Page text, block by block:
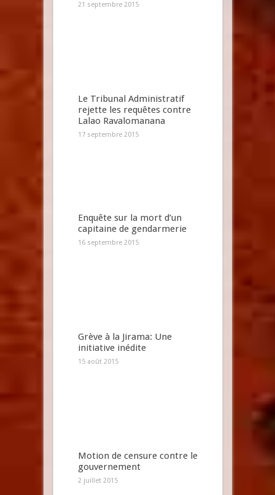
21 septembre 2015
Le Tribunal Administratif
rejette les requêtes contre
Lalao Ravalomanana
17 septembre 2015
Enquête sur la mort d’un
capitaine de gendarmerie
16 septembre 2015
Grève à la Jirama: Une
initiative inédite
15 août 2015
Motion de censure contre le
gouvernement
2 juillet 2015